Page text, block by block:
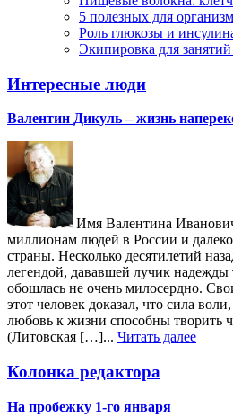
5 полезных для
Роль глюкозы и
Экипировка для
Интересные люди
Валентин Дикуль – жизнь
Имя Валентина
миллионам людей в России и
страны. Несколько десятилетий
легендой, дававшей лучик надежды
обошлась не очень милосердно.
этот человек доказал, что сила
любовь к жизни способны творить
(Литовская […]... Читать далее
Колонка редактора
На пробежку 1-го января